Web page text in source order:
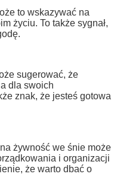
to wskazywać na
życiu. To także sygnał,
sugerować, że
dla swoich
znak, że jesteś gotowa
żywność we śnie może
i organizacji
że warto dbać o